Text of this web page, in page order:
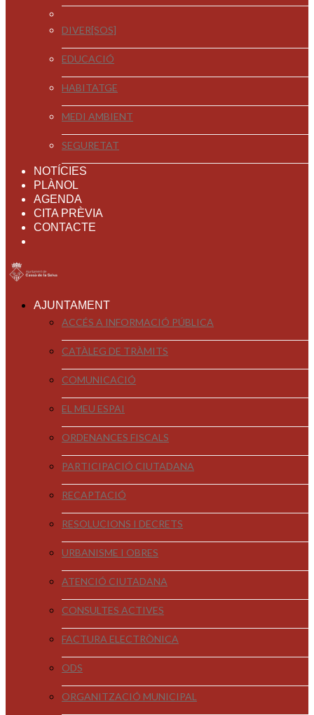
DIVER[SOS]
EDUCACIÓ
HABITATGE
MEDI AMBIENT
SEGURETAT
NOTÍCIES
PLÀNOL
AGENDA
CITA PRÈVIA
CONTACTE
AJUNTAMENT
ACCÉS A INFORMACIÓ PÚBLICA
CATÀLEG DE TRÀMITS
COMUNICACIÓ
EL MEU ESPAI
ORDENANCES FISCALS
PARTICIPACIÓ CIUTADANA
RECAPTACIÓ
RESOLUCIONS I DECRETS
URBANISME I OBRES
ATENCIÓ CIUTADANA
CONSULTES ACTIVES
FACTURA ELECTRÒNICA
ODS
ORGANITZACIÓ MUNICIPAL